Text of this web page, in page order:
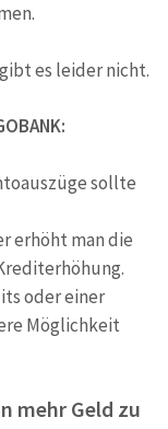
es leider nicht.
sollte
erhöht man die
oder einer
Möglichkeit
mehr Geld zu